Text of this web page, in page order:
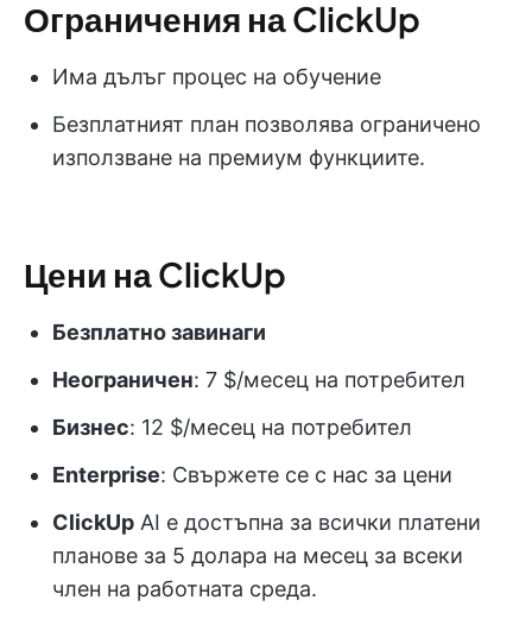
Ограничения на ClickUp
Има дълъг процес на обучение
Безплатният план позволява ограничено
използване на премиум функциите.
Цени на ClickUp
Безплатно завинаги
Неограничен: 7 $/месец на потребител
Бизнес: 12 $/месец на потребител
Enterprise: Свържете се с нас за цени
ClickUp AI е достъпна за всички платени
планове за 5 долара на месец за всеки
член на работната среда.